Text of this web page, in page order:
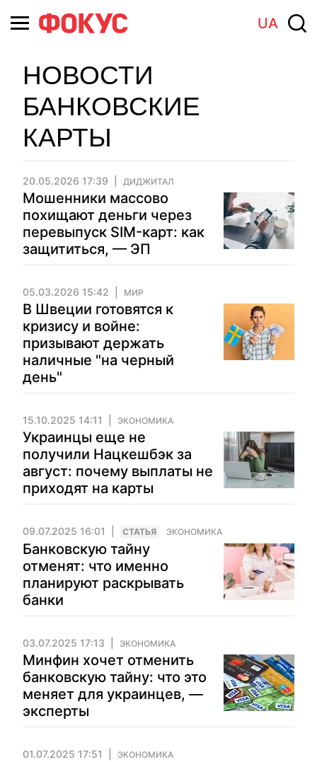
UA
НОВОСТИ
БАНКОВСКИЕ
КАРТЫ
20.05.2026 17:39 ДИДЖИТАЛ
Мошенники массово
похищают деньги через
перевыпуск SIM-карт: как
защититься, — ЭП
05.03.2026 15:42 МИР
В Швеции готовятся к
кризису и войне:
призывают держать
наличные "на черный
день"
15.10.2025 14:11 ЭКОНОМИКА
Украинцы еще не
получили Нацкешбэк за
август: почему выплаты не
приходят на карты
09.07.2025 16:01 CТАТЬЯ ЭКОНОМИКА
Банковскую тайну
отменят: что именно
планируют раскрывать
банки
03.07.2025 17:13 ЭКОНОМИКА
Минфин хочет отменить
банковскую тайну: что это
меняет для украинцев, —
эксперты
01.07.2025 17:51 ЭКОНОМИКА